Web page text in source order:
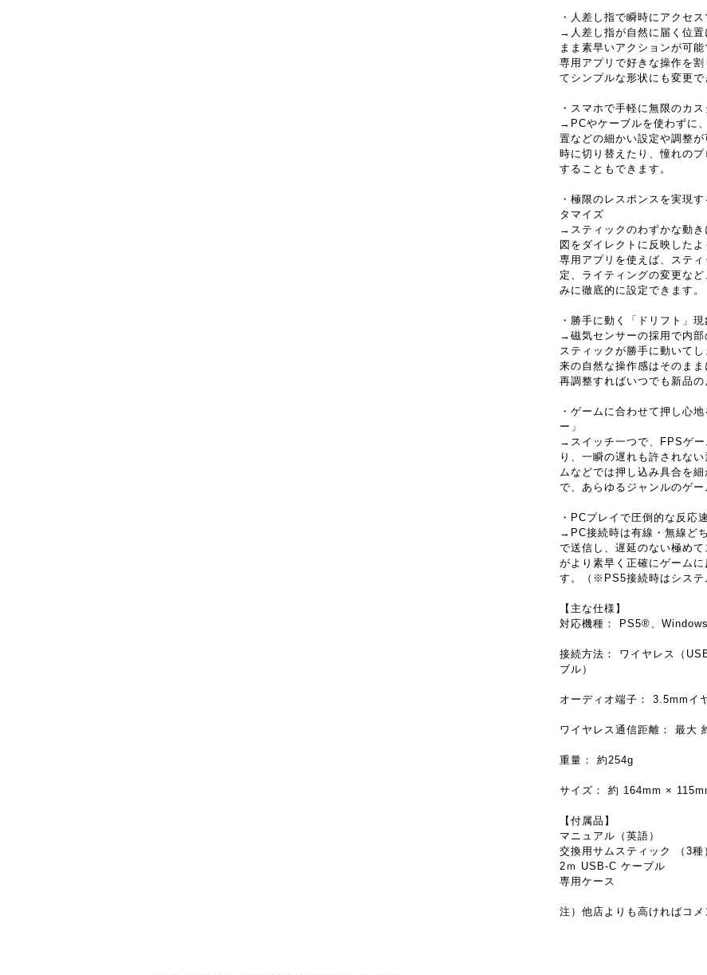
・人差し指で瞬時にアクセ
→人差し指が自然に届く位
まま素早いアクションが可能
専用アプリで好きな操作を
てシンプルな形状にも変更で
・スマホで手軽に無限のカ
→PCやケーブルを使わずに
置などの細かい設定や調整
時に切り替えたり、憧れの
することもできます。
・極限のレスポンスを実現
タマイズ
→スティックのわずかな動
図をダイレクトに反映した
専用アプリを使えば、ステ
定、ライティングの変更な
みに徹底的に設定できます。
・勝手に動く「ドリフト」
→磁気センサーの採用で内部
スティックが勝手に動いて
来の自然な操作感はそのま
再調整すればいつでも新品
・ゲームに合わせて押し心
ー」
→スイッチ一つで、FPSゲ
り、一瞬の遅れも許されな
ムなどでは押し込み具合を
で、あらゆるジャンルのゲー
・PCプレイで圧倒的な反応
→PC接続時は有線・無線ど
で送信し、遅延のない極め
がより素早く正確にゲーム
す。（※PS5接続時はシステ
【主な仕様】
対応機種： PS5®、
接続方法： ワイヤレス（
ブル）
オーディオ端子： 3.5mmイ
ワイヤレス通信距離： 最大
重量： 約254g
サイズ： 約 164mm ×
【付属品】
マニュアル（英語）
交換用サムスティック （3種
2ｍ USB-C ケーブル
専用ケース
注）他店よりも高ければコ